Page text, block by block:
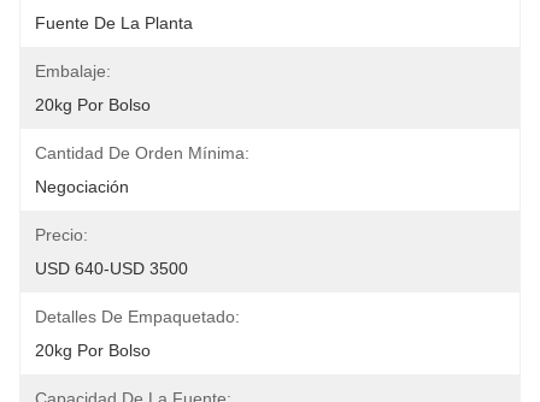
Fuente De La Planta
Embalaje:
20kg Por Bolso
Cantidad De Orden Mínima:
Negociación
Precio:
USD 640-USD 3500
Detalles De Empaquetado:
20kg Por Bolso